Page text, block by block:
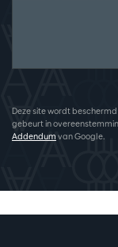
Deze site wordt
gebeurt in
Addendum van Google.